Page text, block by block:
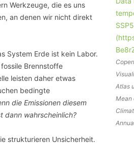
Atlas
Mean
Werkzeuge, die es uns
an denen wir nicht direkt
System Erde ist kein Labor.
Brennstoffe
leisten daher etwas
bedingte
die Emissionen diesem
dann wahrscheinlich?
strukturieren Unsicherheit.